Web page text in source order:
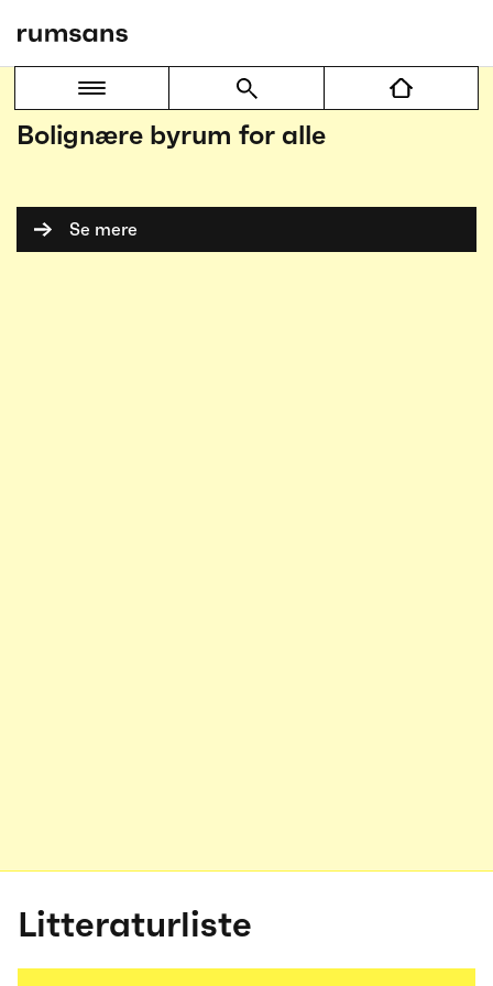
Lone Sigbrand og Lars Schmidt Pedersen
Bolignære byrum for alle
Se mere
Litteraturliste